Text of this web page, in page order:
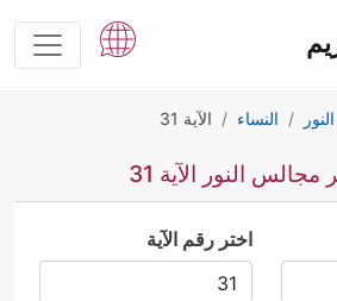
النساء الآية 31
النور الآية 31
اختر رقم الآية